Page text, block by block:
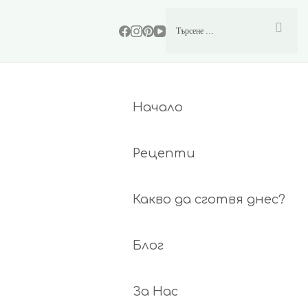
Начало
Рецепти
Какво да сготвя днес?
Блог
За Нас